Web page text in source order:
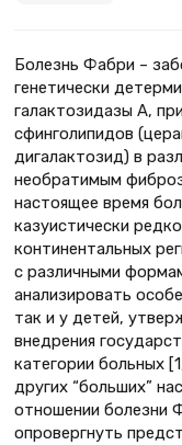
Болезнь Фабри –
генетически
галактозидазы А,
сфинголипидов
дигалактозид) в
необратимым
настоящее время
казуистически
континентальных
с различными
анализировать
так и у детей,
внедрения
категории больных
других “больших”
отношении болезни
опровергнуть